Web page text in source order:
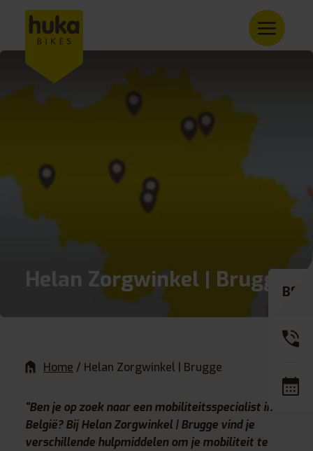
Helan Zorgwinkel | Brugge
Home / Helan Zorgwinkel | Brugge
“Ben je op zoek naar een mobiliteitsspecialist in
België? Bij Helan Zorgwinkel | Brugge vind je
verschillende hulpmiddelen om je mobiliteit te
BE